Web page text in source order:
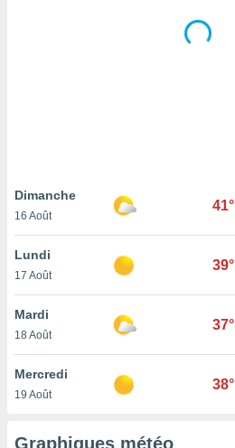
notre
que
et que
Dimanche
16 Août
41°
Lundi
17 Août
39°
Mardi
18 Août
37°
Mercredi
19 Août
38°
Graphiques météo